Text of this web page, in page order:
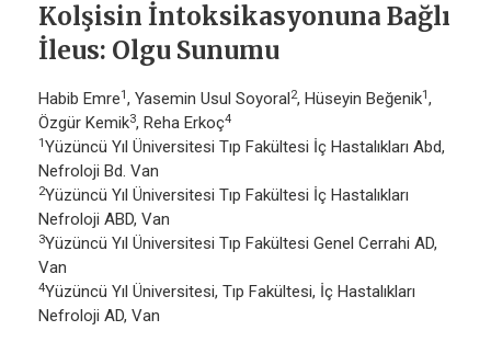
Kolşisin İntoksikasyonuna Bağlı
İleus: Olgu Sunumu
Habib Emre1, Yasemin Usul Soyoral2, Hüseyin Beğenik1,
Özgür Kemik3, Reha Erkoç4
1Yüzüncü Yıl Üniversitesi Tıp Fakültesi İç Hastalıkları Abd,
Nefroloji Bd. Van
2Yüzüncü Yıl Üniversitesi Tıp Fakültesi İç Hastalıkları
Nefroloji ABD, Van
3Yüzüncü Yıl Üniversitesi Tıp Fakültesi Genel Cerrahi AD,
Van
4Yüzüncü Yıl Üniversitesi, Tıp Fakültesi, İç Hastalıkları
Nefroloji AD, Van